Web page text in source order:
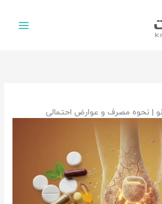
| نحوه مصرف و عوارض احتمالی